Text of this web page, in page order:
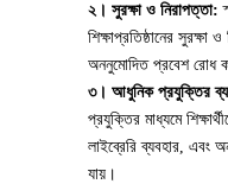
২। সুরক্ষা ও নিরাপত্তা:
শিক্ষাপ্রতিষ্ঠানের সুরক্ষা
অননুমোদিত প্রবেশ রোধ
৩। আধুনিক প্রযুক্তির
প্রযুক্তির মাধ্যমে
লাইব্রেরি ব্যবহার, এবং
যায়।